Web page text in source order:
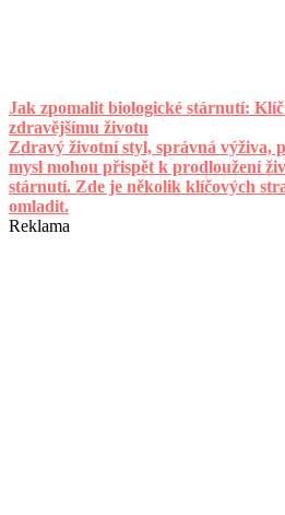
Jak zpomalit biologické stárnutí:
zdravějšímu životu
Zdravý životní styl, správná výživa,
mysl mohou přispět k prodloužení
stárnutí. Zde je několik klíčových
omladit.
Reklama